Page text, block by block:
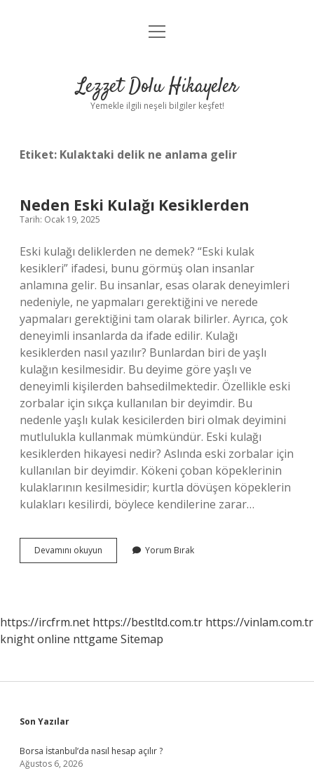
Anasayfa
Yasal Uyarı
menüyü
Lezzet Dolu Hikayeler
Yemekle ilgili neşeli bilgiler keşfet!
Etiket: Kulaktaki delik ne anlama gelir
Neden Eski Kulağı Kesiklerden
Tarih: Ocak 19, 2025
Eski kulağı deliklerden ne demek? “Eski kulak
kesikleri” ifadesi, bunu görmüş olan insanlar
anlamına gelir. Bu insanlar, esas olarak deneyimleri
nedeniyle, ne yapmaları gerektiğini ve nerede
yapmaları gerektiğini tam olarak bilirler. Ayrıca, çok
deneyimli insanlarda da ifade edilir. Kulağı
kesiklerden nasıl yazılır? Bunlardan biri de yaşlı
kulağın kesilmesidir. Bu deyime göre yaşlı ve
deneyimli kişilerden bahsedilmektedir. Özellikle eski
zorbalar için sıkça kullanılan bir deyimdir. Bu
nedenle yaşlı kulak kesicilerden biri olmak deyimini
mutlulukla kullanmak mümkündür. Eski kulağı
kesiklerden hikayesi nedir? Aslında eski zorbalar için
kullanılan bir deyimdir. Kökeni çoban köpeklerinin
kulaklarının kesilmesidir; kurtla dövüşen köpeklerin
kulakları kesilirdi, böylece kendilerine zarar…
Devamını okuyun
Eski
Yorum Bırak
https://ircfrm.net https://bestltd.com.tr https://vinlam.com.tr
knight online nttgame Sitemap
Sidebar
Son Yazılar
Borsa İstanbul’da nasıl hesap açılır ?
Ağustos 6, 2026